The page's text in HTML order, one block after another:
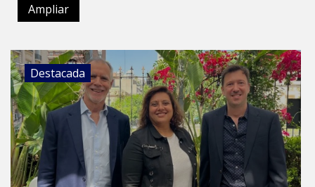
Ampliar
Destacada